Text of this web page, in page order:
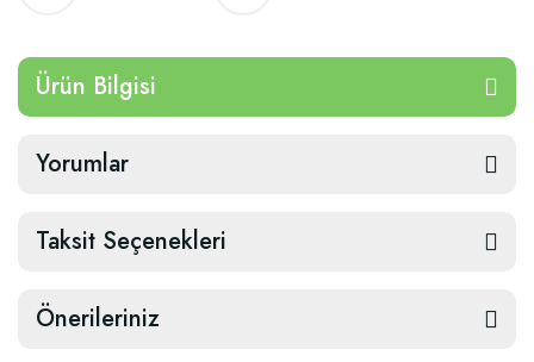
Ürün Bilgisi
Yorumlar
Taksit Seçenekleri
Önerileriniz